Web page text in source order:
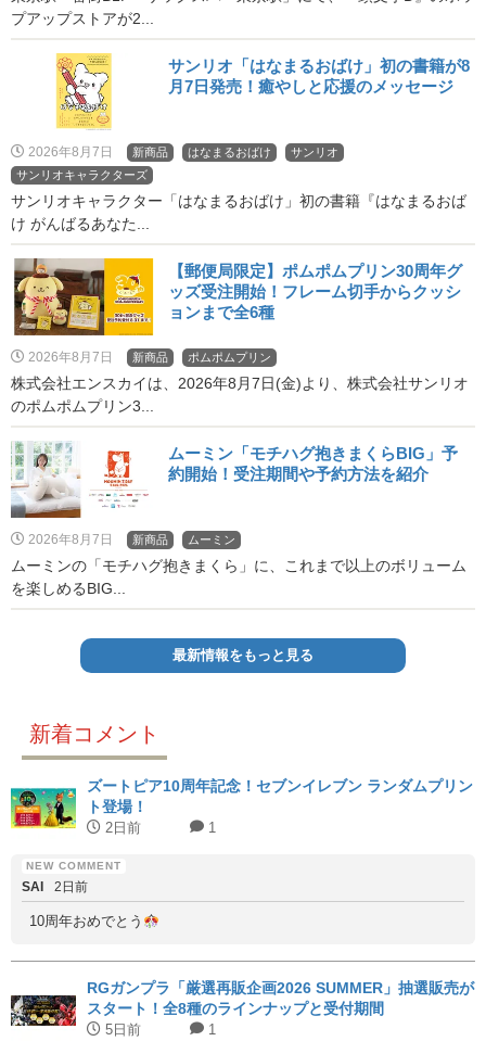
プアップストアが2...
サンリオ「はなまるおばけ」初の書籍が8
月7日発売！癒やしと応援のメッセージ
2026年8月7日 新商品 はなまるおばけ
サンリオ
サンリオキャラクターズ
サンリオキャラクター「はなまるおばけ」初の書籍『はなまるおば
け がんばるあなた...
【郵便局限定】ポムポムプリン30周年グ
ッズ受注開始！フレーム切手からクッシ
ョンまで全6種
2026年8月7日 新商品 ポムポムプリン
株式会社エンスカイは、2026年8月7日(金)より、株式会社サンリオ
のポムポムプリン3...
ムーミン「モチハグ抱きまくらBIG」予
約開始！受注期間や予約方法を紹介
2026年8月7日 新商品 ムーミン
ムーミンの「モチハグ抱きまくら」に、これまで以上のボリューム
を楽しめるBIG...
最新情報をもっと見る
新着コメント
ズートピア10周年記念！セブンイレブン ランダムプリン
ト登場！
2日前 1
SAI 2日前
10周年おめでとう
RGガンプラ「厳選再販企画2026 SUMMER」抽選販売が
スタート！全8種のラインナップと受付期間
5日前 1